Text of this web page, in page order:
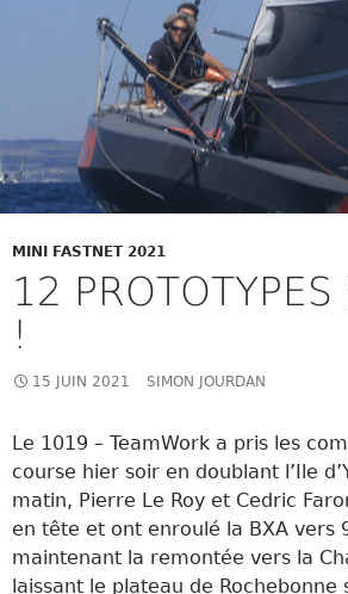
MINI FASTNET 2021
12 PROTOTYPES
!
15 JUIN 2021 SIMON JOURDAN
Le 1019 – TeamWork a pris les
course hier soir en doublant l’Ile
matin, Pierre Le Roy et Cedric
en tête et ont enroulé la BXA vers
maintenant la remontée vers la
laissant le plateau de